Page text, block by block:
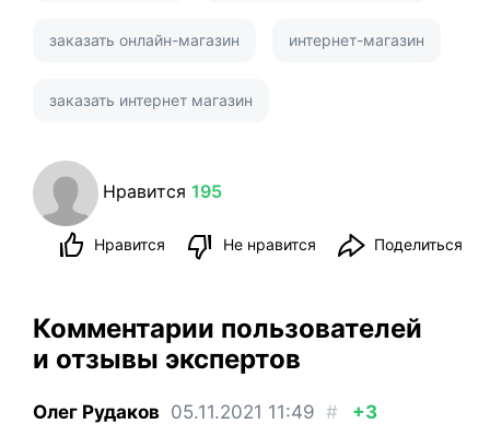
заказать онлайн-магазин интернет-магазин
заказать интернет магазин
Нравится 195
Нравится Не нравится Поделиться
Комментарии пользователей
и отзывы экспертов
Олег Рудаков 05.11.2021 11:49 # +3